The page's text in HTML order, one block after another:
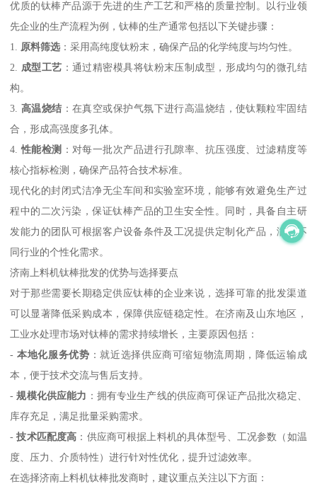
优质的钛棒产品源于先进的生产工艺和严格的质量控制。以行业领
先企业的生产流程为例，钛棒的生产通常包括以下关键步骤：
1.
原料筛选：采用高纯度钛粉末，确保产品的化学纯度与均匀性。
2. 成型工艺 ：通过精密模具将钛粉末压制成型，形成均匀的微孔结
构。
3. 高温烧结 ：在真空或保护气氛下进行高温烧结，使钛颗粒牢固结
合，形成高强度多孔体。
4.性能检测 ：对每一批次产品进行孔隙率、抗压强度、过滤精度等
核心指标检测，确保产品符合技术标准。
现代化的封闭式洁净无尘车间和实验室环境，能够有效避免生产过
程中的二次污染，保证钛棒产品的卫生安全性。同时，具备自主研
发能力的团队可根据客户设备条件及工况提供定制化产品，满足不
同行业的个性化需求。
济南上料机钛棒批发的优势与选择要点
对于那些需要长期稳定供应钛棒的企业来说，选择可靠的批发渠道
可以显著降低采购成本，保障供应链稳定性。在济南及山东地区，
工业水处理市场对钛棒的需求持续增长，主要原因包括：
- 本地化服务优势 ：就近选择供应商可缩短物流周期，降低运输成
本，便于技术交流与售后支持。
-规模化供应能力 ：拥有专业生产线的供应商可保证产品批次稳定、
库存充足，满足批量采购需求。
-技术匹配度高 ：供应商可根据上料机的具体型号、工况参数（如温
度、压力、介质特性）进行针对性优化，提升过滤效率。
在选择济南上料机钛棒批发商时，建议重点关注以下方面：